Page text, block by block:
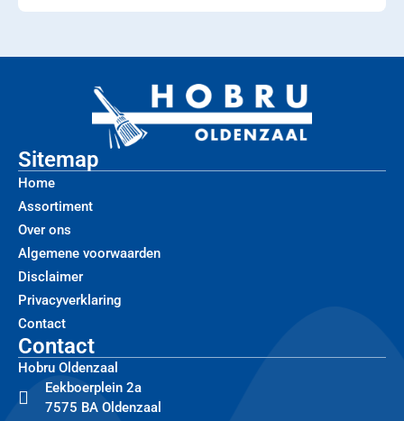
Sitemap
Home
Assortiment
Over ons
Algemene voorwaarden
Disclaimer
Privacyverklaring
Contact
Contact
Hobru Oldenzaal
Eekboerplein 2a
7575 BA Oldenzaal